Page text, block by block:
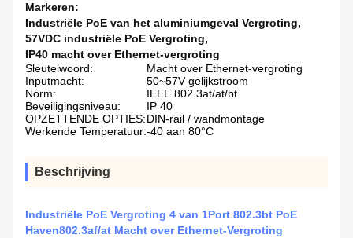
Markeren:
Industriële PoE van het aluminiumgeval Vergroting,
57VDC industriële PoE Vergroting,
IP40 macht over Ethernet-vergroting
Sleutelwoord:
Macht over Ethernet-vergroting
Inputmacht:
50~57V gelijkstroom
Norm:
IEEE 802.3at/at/bt
Beveiligingsniveau:
IP 40
OPZETTENDE OPTIES:DIN-rail / wandmontage
Werkende Temperatuur:-40 aan 80°C
Beschrijving
Industriële PoE Vergroting 4 van 1Port 802.3bt PoE
Haven802.3af/at Macht over Ethernet-Vergroting